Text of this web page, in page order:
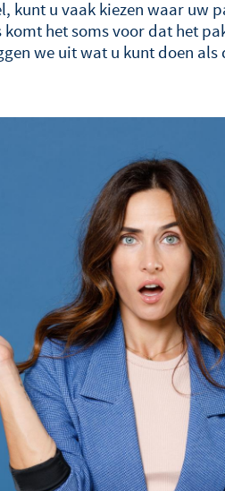
kunt u vaak kiezen waar uw
het soms voor dat het
we uit wat u kunt doen als